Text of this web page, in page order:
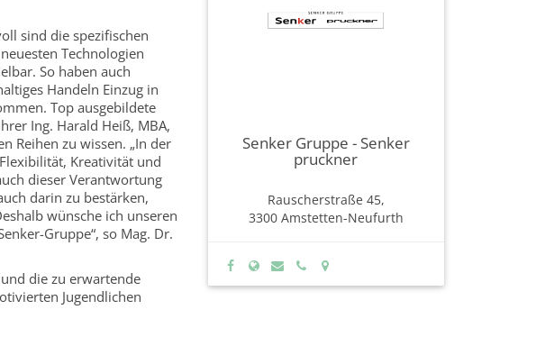
sind die spezifischen
Technologien
So haben auch
Handeln Einzug in
Top ausgebildete
Ing. Harald Heiß, MBA,
Reihen zu wissen. „In der
Kreativität und
dieser Verantwortung
darin zu bestärken,
wünsche ich unseren
Gruppe“, so Mag. Dr.
die zu erwartende
Jugendlichen
Senker Gruppe - Senker
pruckner
Rauscherstraße 45,
3300 Amstetten-Neufurth